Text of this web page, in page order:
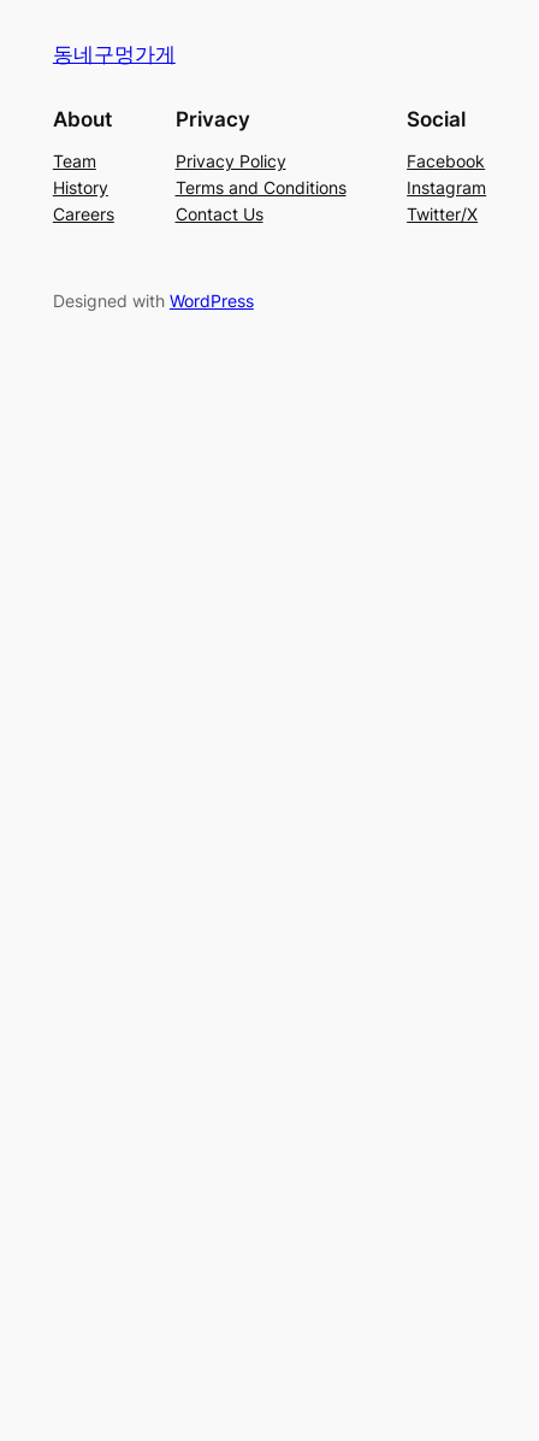
동네구멍가게
About
Team
History
Careers
Privacy
Privacy Policy
Terms and Conditions
Contact Us
Social
Facebook
Instagram
Twitter/X
Designed with WordPress